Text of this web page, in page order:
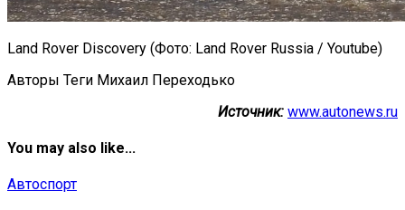
Land Rover Discovery (Фото: Land Rover Russia / Youtube)
Авторы Теги Михаил Переходько
Источник: www.autonews.ru
You may also like...
Автоспорт